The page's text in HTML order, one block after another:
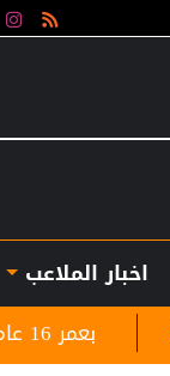
اخبار الملاعب